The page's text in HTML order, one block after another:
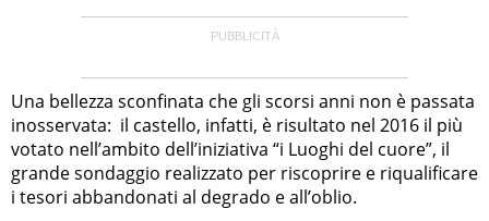
Una bellezza sconfinata che gli scorsi anni non è passata
inosservata: il castello, infatti, è risultato nel 2016 il più
votato nell’ambito dell’iniziativa “i Luoghi del cuore”, il
grande sondaggio realizzato per riscoprire e riqualificare
i tesori abbandonati al degrado e all’oblio.